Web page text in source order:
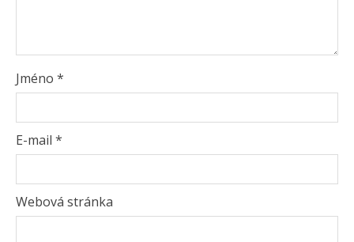
Jméno *
E-mail *
Webová stránka